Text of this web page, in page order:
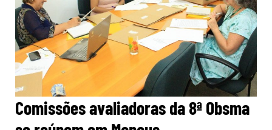
Comissões avaliadoras da 8ª Obsma